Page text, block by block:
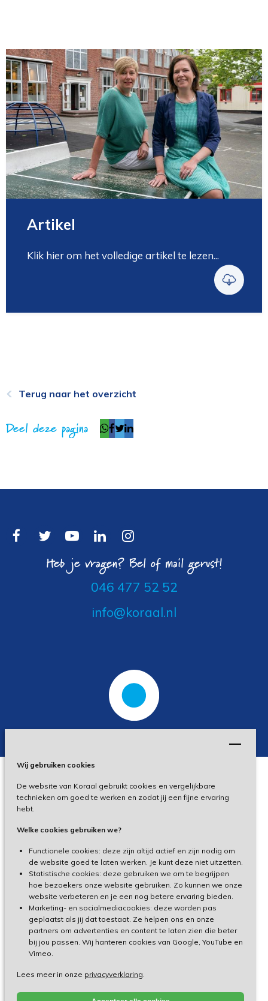
Wij gebruiken cookies
De website van Koraal gebruikt cookies en vergelijkbare
technieken om goed te werken en zodat jij een fijne ervaring
hebt.
Welke cookies gebruiken we?
Functionele cookies: deze zijn altijd actief en zijn nodig om
de website goed te laten werken. Je kunt deze niet uitzetten.
Statistische cookies: deze gebruiken we om te begrijpen
hoe bezoekers onze website gebruiken. Zo kunnen we onze
website verbeteren en je een nog betere ervaring bieden.
Marketing- en socialmediacookies: deze worden pas
geplaatst als jij dat toestaat. Ze helpen ons en onze
partners om advertenties en content te laten zien die beter
bij jou passen. Wij hanteren cookies van Google, YouTube en
Vimeo.
Lees meer in onze privacyverklaring.
Artikel
Klik hier om het volledige artikel te lezen...
Terug naar het overzicht
Deel deze pagina
Heb je vragen? Bel of mail gerust!
046 477 52 52
info@koraal.nl
Privacy
Toegankelijkheid
Cliëntenportaal
Medewerkersportaal
TeamViewer
Made by Ivengi